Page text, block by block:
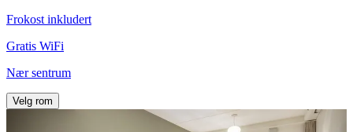
Frokost inkludert
Gratis WiFi
Nær sentrum
Velg rom